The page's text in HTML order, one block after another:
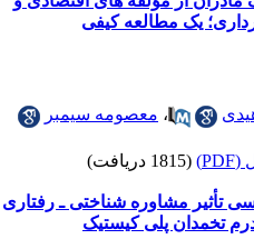
یک مطالعه کیفی
،معصومه سیمبر
(1815 دریافت)
تأثیر مشاوره شناختی ـ رفتاری
تخمدان پلی کیستیک